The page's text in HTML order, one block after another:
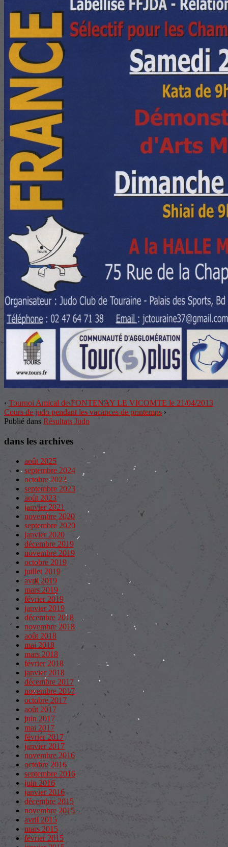
‹ Tournoi Amical de FONTENAY LE VICOMTE le 21/04/2013
Cours de judo pendant les vacances de printemps ›
Publié dans Résultats Judo
dans les archives
août 2025
septembre 2024
octobre 2023
septembre 2023
août 2023
janvier 2021
novembre 2020
septembre 2020
janvier 2020
décembre 2019
novembre 2019
octobre 2019
juillet 2019
avril 2019
mars 2019
février 2019
janvier 2019
décembre 2018
novembre 2018
août 2018
mai 2018
mars 2018
février 2018
janvier 2018
décembre 2017
novembre 2017
octobre 2017
août 2017
juin 2017
mai 2017
février 2017
janvier 2017
novembre 2016
octobre 2016
septembre 2016
juin 2016
janvier 2016
décembre 2015
novembre 2015
avril 2015
mars 2015
février 2015